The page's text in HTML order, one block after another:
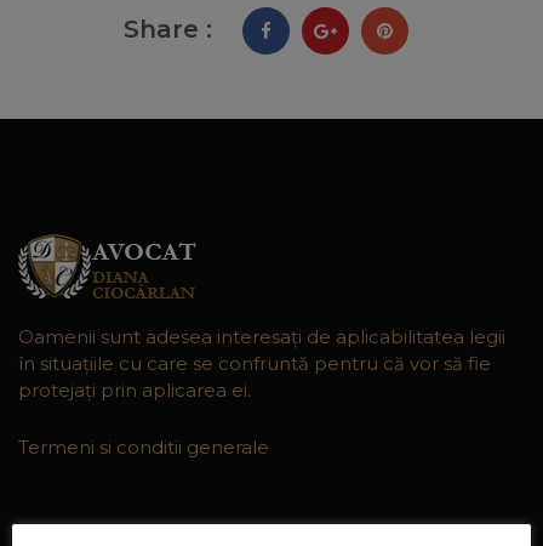
Share :
Oamenii sunt adesea interesaţi de aplicabilitatea legii
în situaţiile cu care se confruntă pentru că vor să fie
protejaţi prin aplicarea ei.
Termeni si conditii generale